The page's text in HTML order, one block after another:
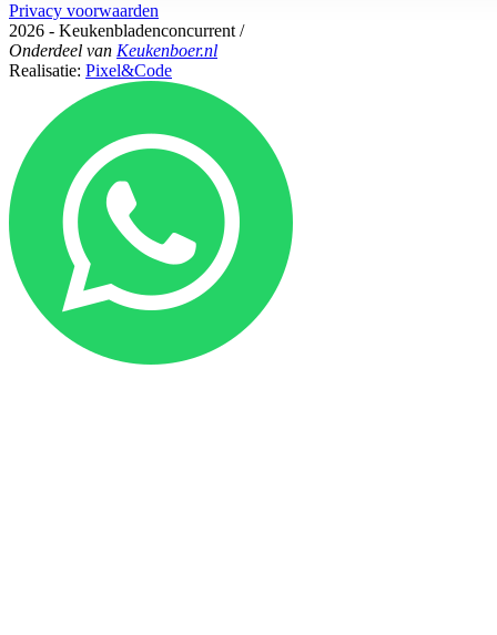
Privacy voorwaarden
2026 - Keukenbladenconcurrent /
Onderdeel van Keukenboer.nl
Realisatie: Pixel&Code